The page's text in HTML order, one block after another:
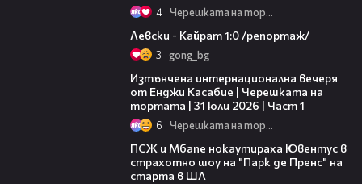
4 Черешката на тортата
Левски - Кайрат 1:0 /репортаж/
3 gong_bg
Изтънчена интернационална вечеря
от Енджи Касабие | Черешката на
тортата | 31 юли 2026 | Част 1
6 Черешката на тортата
ПСЖ и Мбапе нокаутираха Ювентус в
страхотно шоу на "Парк де Пренс" на
старта в ШЛ